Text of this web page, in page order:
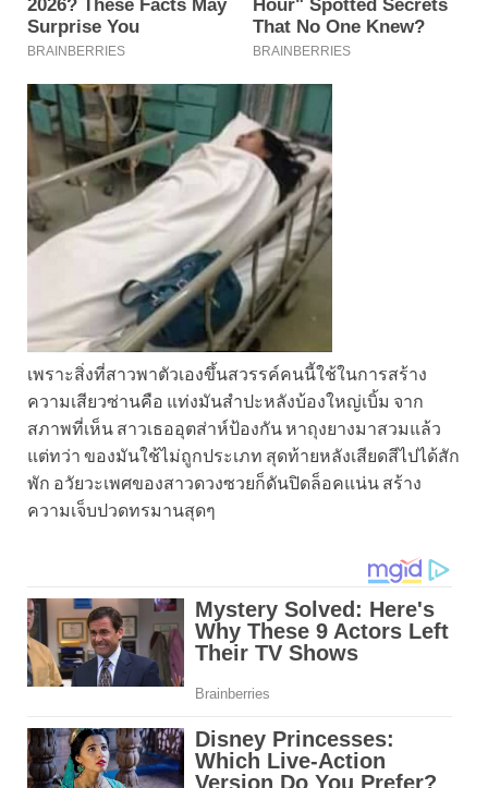
เพราะสิ่งที่สาวพาตัวเองขึ้นสวรรค์คนนี้ใช้ในการสร้าง
ความเสียวซ่านคือ แท่งมันสำปะหลังบ้องใหญ่เบิ้ม จาก
สภาพที่เห็น สาวเธออุตส่าห์ป้องกัน หาถุงยางมาสวมแล้ว
แต่ทว่า ของมันใช้ไม่ถูกประเภท สุดท้ายหลังเสียดสีไปได้สัก
พัก อวัยวะเพศของสาวดวงซวยก็ดันปิดล็อคแน่น สร้าง
ความเจ็บปวดทรมานสุดๆ